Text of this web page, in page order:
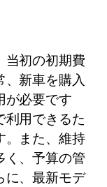
当初の初期費
、新車を購入
が必要です
利用できるた
。また、維持
く、予算の管
に、最新モデ